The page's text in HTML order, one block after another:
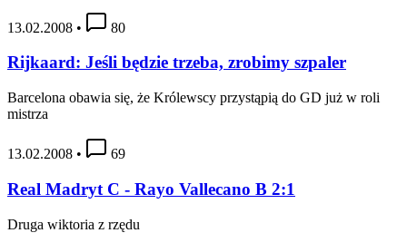
13.02.2008 • 80
Rijkaard: Jeśli będzie trzeba, zrobimy szpaler
Barcelona obawia się, że Królewscy przystąpią do GD już w roli
mistrza
13.02.2008 • 69
Real Madryt C - Rayo Vallecano B 2:1
Druga wiktoria z rzędu